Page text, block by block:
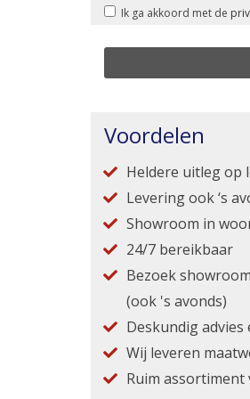
Ik ga akkoord met de
Voordelen
Heldere uitleg op
Levering ook ‘s
Showroom in
24/7 bereikbaar
Bezoek
(ook 's avonds)
Deskundig advies
Wij leveren
Ruim